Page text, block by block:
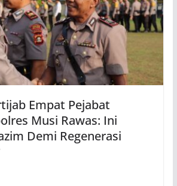
Empat Pejabat
Musi Rawas: Ini
Demi Regenerasi